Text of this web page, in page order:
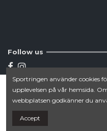
Follow us
Newsletter
Sportringen använder cookies
upplevelsen på vår hemsida.
webbplatsen godkänner du
Accept